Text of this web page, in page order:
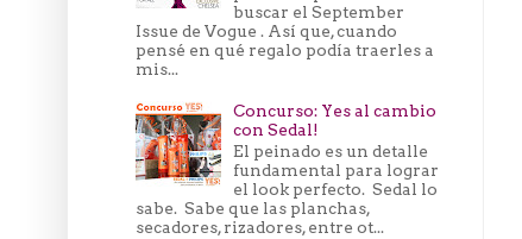
buscar el September
Issue de Vogue . Así que, cuando
pensé en qué regalo podía traerles a
mis...
Concurso: Yes al cambio
con Sedal!
El peinado es un detalle
fundamental para lograr
el look perfecto. Sedal lo
sabe. Sabe que las planchas,
secadores, rizadores, entre ot...